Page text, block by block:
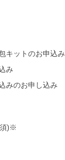
キットのお申込み
み
みのお申し込み
須)※